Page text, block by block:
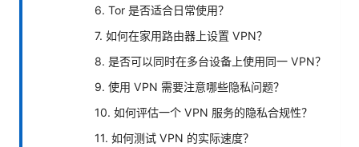
6. Tor 是否适合日常使用？
7. 如何在家用路由器上设置 VPN？
8. 是否可以同时在多台设备上使用同一 VPN？
9. 使用 VPN 需要注意哪些隐私问题？
10. 如何评估一个 VPN 服务的隐私合规性？
11. 如何测试 VPN 的实际速度？